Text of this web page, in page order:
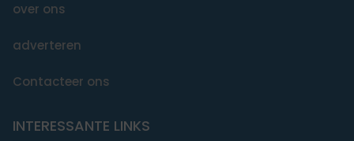
over ons
adverteren
Contacteer ons
INTERESSANTE LINKS